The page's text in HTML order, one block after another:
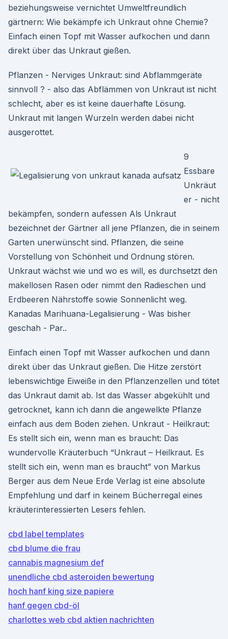
beziehungsweise vernichtet Umweltfreundlich
gärtnern: Wie bekämpfe ich Unkraut ohne Chemie?
Einfach einen Topf mit Wasser aufkochen und dann
direkt über das Unkraut gießen.
Pflanzen - Nerviges Unkraut: sind Abflammgeräte
sinnvoll ? - also das Abflämmen von Unkraut ist nicht
schlecht, aber es ist keine dauerhafte Lösung.
Unkraut mit langen Wurzeln werden dabei nicht
ausgerottet.
9
Essbare
Unkräut
er - nicht
bekämpfen, sondern aufessen Als Unkraut
bezeichnet der Gärtner all jene Pflanzen, die in seinem
Garten unerwünscht sind. Pflanzen, die seine
Vorstellung von Schönheit und Ordnung stören.
Unkraut wächst wie und wo es will, es durchsetzt den
makellosen Rasen oder nimmt den Radieschen und
Erdbeeren Nährstoffe sowie Sonnenlicht weg.
Kanadas Marihuana-Legalisierung - Was bisher
geschah - Par..
Einfach einen Topf mit Wasser aufkochen und dann
direkt über das Unkraut gießen. Die Hitze zerstört
lebenswichtige Eiweiße in den Pflanzenzellen und tötet
das Unkraut damit ab. Ist das Wasser abgekühlt und
getrocknet, kann ich dann die angewelkte Pflanze
einfach aus dem Boden ziehen. Unkraut - Heilkraut:
Es stellt sich ein, wenn man es braucht: Das
wundervolle Kräuterbuch “Unkraut – Heilkraut. Es
stellt sich ein, wenn man es braucht” von Markus
Berger aus dem Neue Erde Verlag ist eine absolute
Empfehlung und darf in keinem Bücherregal eines
kräuterinteressierten Lesers fehlen.
cbd label templates
cbd blume die frau
cannabis magnesium def
unendliche cbd asteroiden bewertung
hoch hanf king size papiere
hanf gegen cbd-öl
charlottes web cbd aktien nachrichten